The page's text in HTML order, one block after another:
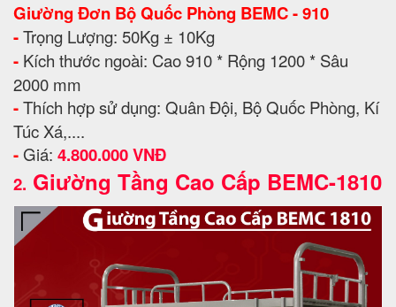
Giường Đơn Bộ Quốc Phòng BEMC - 910
-Trọng Lượng: 50Kg ± 10Kg
- Kích thước ngoài: Cao 910 * Rộng 1200 * Sâu
2000 mm
-Thích hợp sử dụng: Quân Đội, Bộ Quốc Phòng, Kí
Túc Xá,....
- Giá: 4.800.000 VNĐ
2. Giường Tầng Cao Cấp BEMC-1810